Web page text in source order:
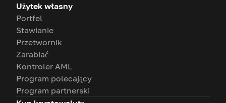
Użytek własny
Portfel
Stawianie
Przetwornik
Zarabiać
Kontroler AML
Program polecający
Program partnerski